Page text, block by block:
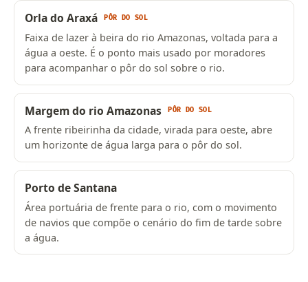
Orla do Araxá PÔR DO SOL
Faixa de lazer à beira do rio Amazonas, voltada para a
água a oeste. É o ponto mais usado por moradores
para acompanhar o pôr do sol sobre o rio.
Margem do rio Amazonas PÔR DO SOL
A frente ribeirinha da cidade, virada para oeste, abre
um horizonte de água larga para o pôr do sol.
Porto de Santana
Área portuária de frente para o rio, com o movimento
de navios que compõe o cenário do fim de tarde sobre
a água.